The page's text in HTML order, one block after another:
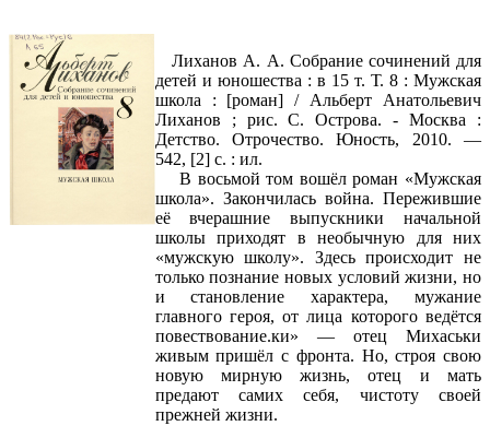
Лиханов А. А. Собрание сочинений для
детей и юношества : в 15 т. Т. 8 : Мужская
школа : [роман] / Альберт Анатольевич
Лиханов ; рис. С. Острова. - Москва :
Детство. Отрочество. Юность, 2010. —
542, [2] с. : ил.
В восьмой том вошёл роман «Мужская
школа». Закончилась война. Пережившие
её вчерашние выпускники начальной
школы приходят в необычную для них
«мужскую школу». Здесь происходит не
только познание новых условий жизни, но
и становление характера, мужание
главного героя, от лица которого ведётся
повествование.ки» — отец Михаськи
живым пришёл с фронта. Но, строя свою
новую мирную жизнь, отец и мать
предают самих себя, чистоту своей
прежней жизни.